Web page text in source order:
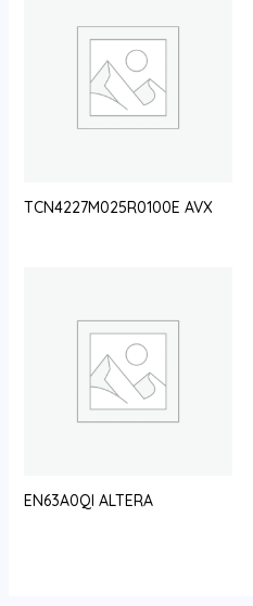
TCN4227M025R0100E AVX
EN63A0QI ALTERA